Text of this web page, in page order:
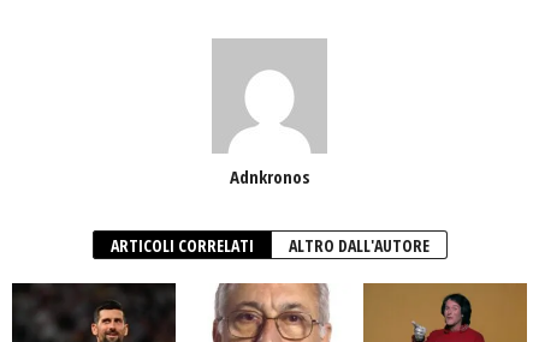
Adnkronos
ARTICOLI CORRELATI ALTRO DALL'AUTORE